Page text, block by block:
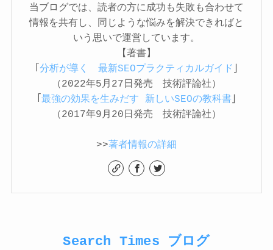
当ブログでは、読者の方に成功も失敗も合わせて
情報を共有し、同じような悩みを解決できればと
いう思いで運営しています。
【著書】
「 分析が導く 最新SEOプラクティカルガイド
（2022年5月27日発売 技術評論社）
「 最強の効果を生みだす 新しいSEOの教科書
（2017年9月20日発売 技術評論社）
>>著者情報の詳細
Search Times ブログ